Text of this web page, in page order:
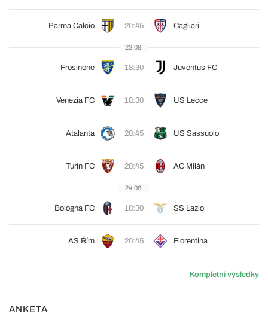
Parma Calcio 20:45 Cagliari
23.08.
Frosinone 18:30 Juventus FC
Venezia FC 18:30 US Lecce
Atalanta 20:45 US Sassuolo
Turín FC 20:45 AC Milán
24.08.
Bologna FC 18:30 SS Lazio
AS Řím 20:45 Fiorentina
Kompletní výsledky
ANKETA